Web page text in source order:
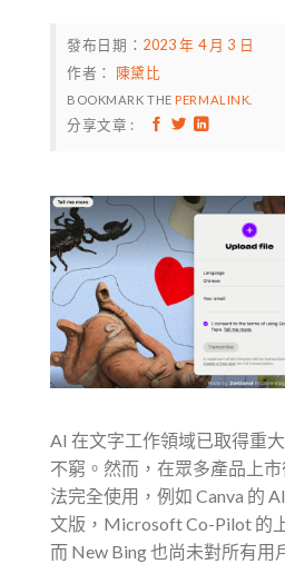
發布日期： 2023 年 4 月 3 日
作者： 陳黛比
BOOKMARK THEPERMALINK
分享文章 :
AI 在文字工作領域已取得重
不窮。然而，在眾多產品上
法完全使用，例如 Canva 的
文版，Microsoft Co-Pilot 的
而 New Bing 也尚未對所有用